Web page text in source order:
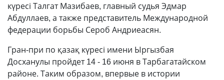
күресі Талгат Мазибаев, главный судья Эдмар
Абдуллаев, а также представитель Международной
федерации борьбы Сероб Андриеасян.
Гран-при по қазақ күресі имени Ыргызбая
Досханулы пройдет 14 - 16 июня в Тарбагатайском
районе. Таким образом, впервые в истории